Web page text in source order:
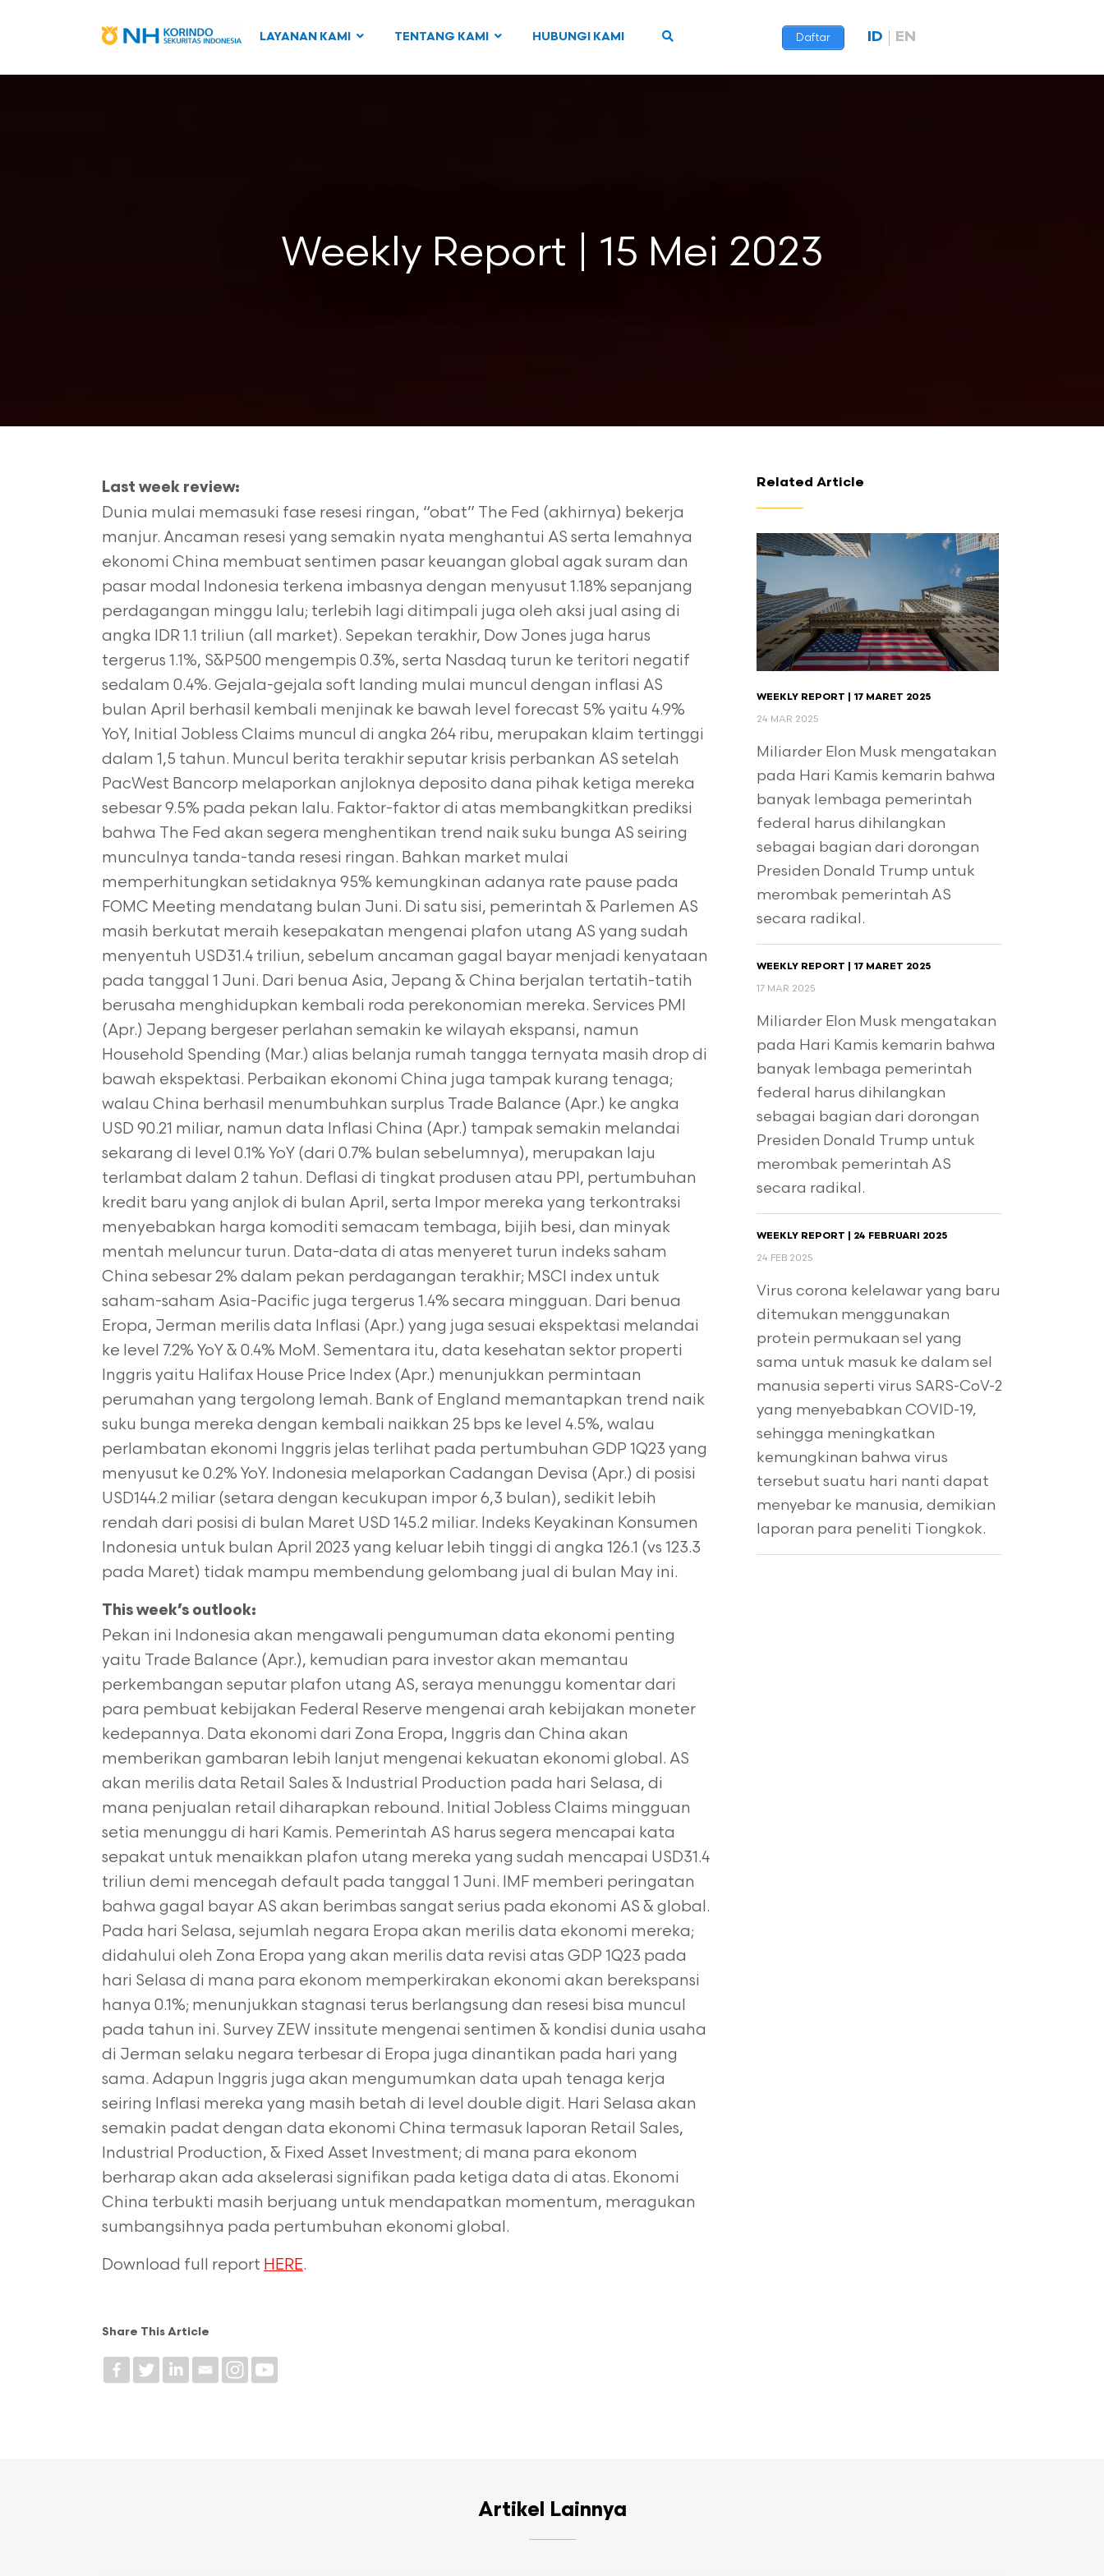
LAYANAN KAMI TENTANG KAMI HUBUNGI KAMI Daftar ID EN
Weekly Report | 15 Mei 2023
Last week review:
Dunia mulai memasuki fase resesi ringan, “obat” The Fed (akhirnya) bekerja
manjur. Ancaman resesi yang semakin nyata menghantui AS serta lemahnya
ekonomi China membuat sentimen pasar keuangan global agak suram dan
pasar modal Indonesia terkena imbasnya dengan menyusut 1.18% sepanjang
perdagangan minggu lalu; terlebih lagi ditimpali juga oleh aksi jual asing di
angka IDR 1.1 triliun (all market). Sepekan terakhir, Dow Jones juga harus
tergerus 1.1%, S&P500 mengempis 0.3%, serta Nasdaq turun ke teritori negatif
sedalam 0.4%. Gejala-gejala soft landing mulai muncul dengan inflasi AS
bulan April berhasil kembali menjinak ke bawah level forecast 5% yaitu 4.9%
YoY, Initial Jobless Claims muncul di angka 264 ribu, merupakan klaim tertinggi
dalam 1,5 tahun. Muncul berita terakhir seputar krisis perbankan AS setelah
PacWest Bancorp melaporkan anjloknya deposito dana pihak ketiga mereka
sebesar 9.5% pada pekan lalu. Faktor-faktor di atas membangkitkan prediksi
bahwa The Fed akan segera menghentikan trend naik suku bunga AS seiring
munculnya tanda-tanda resesi ringan. Bahkan market mulai
memperhitungkan setidaknya 95% kemungkinan adanya rate pause pada
FOMC Meeting mendatang bulan Juni. Di satu sisi, pemerintah & Parlemen AS
masih berkutat meraih kesepakatan mengenai plafon utang AS yang sudah
menyentuh USD31.4 triliun, sebelum ancaman gagal bayar menjadi kenyataan
pada tanggal 1 Juni. Dari benua Asia, Jepang & China berjalan tertatih-tatih
berusaha menghidupkan kembali roda perekonomian mereka. Services PMI
(Apr.) Jepang bergeser perlahan semakin ke wilayah ekspansi, namun
Household Spending (Mar.) alias belanja rumah tangga ternyata masih drop di
bawah ekspektasi. Perbaikan ekonomi China juga tampak kurang tenaga;
walau China berhasil menumbuhkan surplus Trade Balance (Apr.) ke angka
USD 90.21 miliar, namun data Inflasi China (Apr.) tampak semakin melandai
sekarang di level 0.1% YoY (dari 0.7% bulan sebelumnya), merupakan laju
terlambat dalam 2 tahun. Deflasi di tingkat produsen atau PPI, pertumbuhan
kredit baru yang anjlok di bulan April, serta Impor mereka yang terkontraksi
menyebabkan harga komoditi semacam tembaga, bijih besi, dan minyak
mentah meluncur turun. Data-data di atas menyeret turun indeks saham
China sebesar 2% dalam pekan perdagangan terakhir; MSCI index untuk
saham-saham Asia-Pacific juga tergerus 1.4% secara mingguan. Dari benua
Eropa, Jerman merilis data Inflasi (Apr.) yang juga sesuai ekspektasi melandai
ke level 7.2% YoY & 0.4% MoM. Sementara itu, data kesehatan sektor properti
Inggris yaitu Halifax House Price Index (Apr.) menunjukkan permintaan
perumahan yang tergolong lemah. Bank of England memantapkan trend naik
suku bunga mereka dengan kembali naikkan 25 bps ke level 4.5%, walau
perlambatan ekonomi Inggris jelas terlihat pada pertumbuhan GDP 1Q23 yang
menyusut ke 0.2% YoY. Indonesia melaporkan Cadangan Devisa (Apr.) di posisi
USD144.2 miliar (setara dengan kecukupan impor 6,3 bulan), sedikit lebih
rendah dari posisi di bulan Maret USD 145.2 miliar. Indeks Keyakinan Konsumen
Indonesia untuk bulan April 2023 yang keluar lebih tinggi di angka 126.1 (vs 123.3
pada Maret) tidak mampu membendung gelombang jual di bulan May ini.
This week’s outlook:
Pekan ini Indonesia akan mengawali pengumuman data ekonomi penting
yaitu Trade Balance (Apr.), kemudian para investor akan memantau
perkembangan seputar plafon utang AS, seraya menunggu komentar dari
para pembuat kebijakan Federal Reserve mengenai arah kebijakan moneter
kedepannya. Data ekonomi dari Zona Eropa, Inggris dan China akan
memberikan gambaran lebih lanjut mengenai kekuatan ekonomi global. AS
akan merilis data Retail Sales & Industrial Production pada hari Selasa, di
mana penjualan retail diharapkan rebound. Initial Jobless Claims mingguan
setia menunggu di hari Kamis. Pemerintah AS harus segera mencapai kata
sepakat untuk menaikkan plafon utang mereka yang sudah mencapai USD31.4
triliun demi mencegah default pada tanggal 1 Juni. IMF memberi peringatan
bahwa gagal bayar AS akan berimbas sangat serius pada ekonomi AS & global.
Pada hari Selasa, sejumlah negara Eropa akan merilis data ekonomi mereka;
didahului oleh Zona Eropa yang akan merilis data revisi atas GDP 1Q23 pada
hari Selasa di mana para ekonom memperkirakan ekonomi akan berekspansi
hanya 0.1%; menunjukkan stagnasi terus berlangsung dan resesi bisa muncul
pada tahun ini. Survey ZEW inssitute mengenai sentimen & kondisi dunia usaha
di Jerman selaku negara terbesar di Eropa juga dinantikan pada hari yang
sama. Adapun Inggris juga akan mengumumkan data upah tenaga kerja
seiring Inflasi mereka yang masih betah di level double digit. Hari Selasa akan
semakin padat dengan data ekonomi China termasuk laporan Retail Sales,
Industrial Production, & Fixed Asset Investment; di mana para ekonom
berharap akan ada akselerasi signifikan pada ketiga data di atas. Ekonomi
China terbukti masih berjuang untuk mendapatkan momentum, meragukan
sumbangsihnya pada pertumbuhan ekonomi global.
Download full report HERE.
Share This Article
Related Article
WEEKLY REPORT | 17 MARET 2025
24 MAR 2025
Miliarder Elon Musk mengatakan
pada Hari Kamis kemarin bahwa
banyak lembaga pemerintah
federal harus dihilangkan
sebagai bagian dari dorongan
Presiden Donald Trump untuk
merombak pemerintah AS
secara radikal.
WEEKLY REPORT | 17 MARET 2025
17 MAR 2025
Miliarder Elon Musk mengatakan
pada Hari Kamis kemarin bahwa
banyak lembaga pemerintah
federal harus dihilangkan
sebagai bagian dari dorongan
Presiden Donald Trump untuk
merombak pemerintah AS
secara radikal.
WEEKLY REPORT | 24 FEBRUARI 2025
24 FEB 2025
Virus corona kelelawar yang baru
ditemukan menggunakan
protein permukaan sel yang
sama untuk masuk ke dalam sel
manusia seperti virus SARS-CoV-2
yang menyebabkan COVID-19,
sehingga meningkatkan
kemungkinan bahwa virus
tersebut suatu hari nanti dapat
menyebar ke manusia, demikian
laporan para peneliti Tiongkok.
Artikel Lainnya